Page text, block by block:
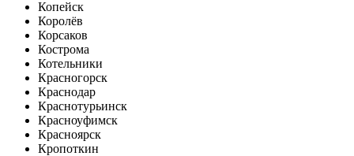
Копейск
Королёв
Корсаков
Кострома
Котельники
Красногорск
Краснодар
Краснотурьинск
Красноуфимск
Красноярск
Кропоткин